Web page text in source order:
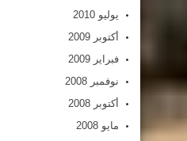
يوليو 2010
أكتوبر 2009
فبراير 2009
نوفمبر 2008
أكتوبر 2008
مايو 2008